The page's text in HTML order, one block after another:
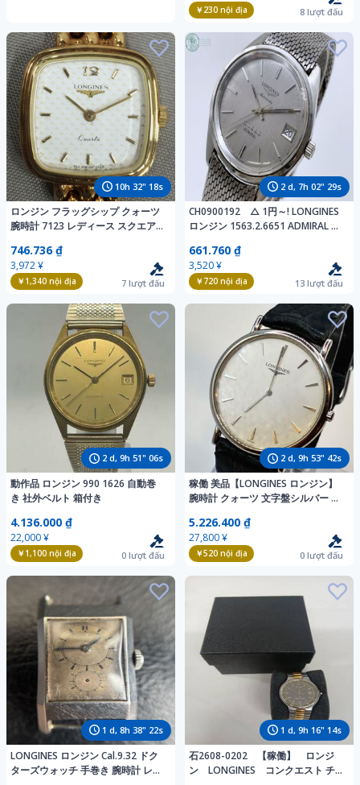
￥230nội địa 8 lượt đấu
10h 32" 16s
ロンジン フラッグシップ クォーツ
腕時計 7123 レディース スクエア
り LONGINES
746.736 ₫
3,972 ¥
￥1,340nội địa 7 lượt đấu
2 d, 7h 02" 27s
CH0900192 △ 1円～! LONGINES
ロンジン 1563.2.6651 ADMIRAL 自
バー系 デイト 3針 稼働 中古
661.760 ₫
3,520 ¥
￥720nội địa 13 lượt đấu
2 d, 9h 51" 04s
動作品 ロンジン 990 1626 自動巻
き 社外ベルト 箱付き
4.136.000 ₫
22,000 ¥
￥1,100nội địa 0 lượt đấu
2 d, 9h 53" 40s
稼働 美品【LONGINES ロンジン】
腕時計 クォーツ 文字盤シルバー ロ
高級時計!!!◎メンズ クォーツ
5.226.400 ₫
27,800 ¥
￥520nội địa 0 lượt đấu
1 d, 8h 38" 20s
LONGINES ロンジン Cal.9.32 ドク
ターズウォッチ 手巻き 腕時計 レク
1 d, 9h 16" 12s
石2608-0202 【稼働】 ロンジ
ン LONGINES コンクエスト チ